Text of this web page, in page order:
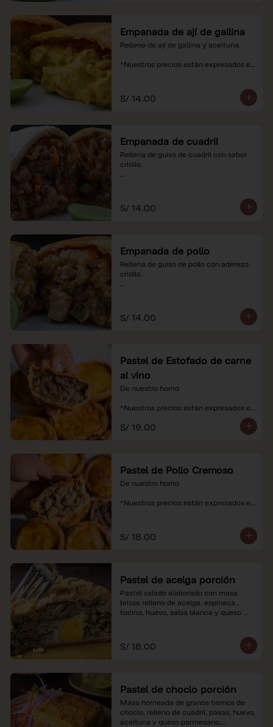
Empanada de ají de gallina
Relleno de ají de gallina y aceituna.
*Nuestros precios están expresados en
S/ 14.00
Empanada de cuadril
Rellena de guiso de cuadril con sabor
criollo.
S/ 14.00
Empanada de pollo
Rellena de guiso de pollo con aderezo
criollo.
S/ 14.00
Pastel de Estofado de carne
al vino
De nuestro horno
*Nuestros precios están expresados en
recargo al consumo.
S/ 19.00
Pastel de Pollo Cremoso
De nuestro horno
*Nuestros precios están expresados en
S/ 18.00
Pastel de acelga porción
Pastel salado elaborado con masa
brisse relleno de acelga, espinaca ,
tocino, huevo, salsa blanca y queso
*Nuestros precios están expresados en
soles e incluyen impuestos de ley y
S/ 18.00
Pastel de choclo porción
Masa horneada de granos tiernos de
choclo, relleno de cuadril, pasas, huevo,
aceituna y queso parmesano.